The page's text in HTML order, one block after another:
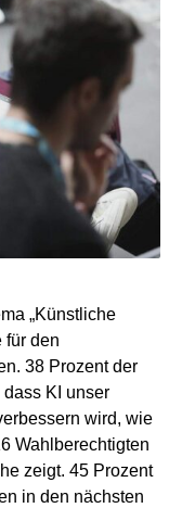
„Künstliche
für den
38 Prozent der
KI unser
wird, wie
Wahlberechtigten
zeigt. 45 Prozent
in den nächsten